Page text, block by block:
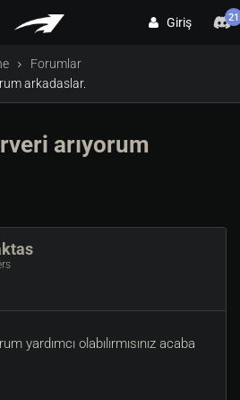
Giriş 21
Forumlar
arkadaslar.
arıyorum
yardımcı olabılırmısınız acaba